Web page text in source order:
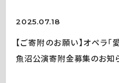
2025.07.18
【ご寄附のお願い】オペラ「
魚沼公演寄附金募集のお知